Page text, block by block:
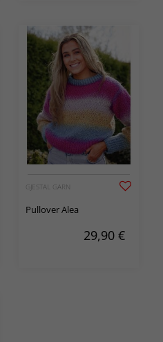
GJESTAL GARN
Pullover Alea
29,90 €